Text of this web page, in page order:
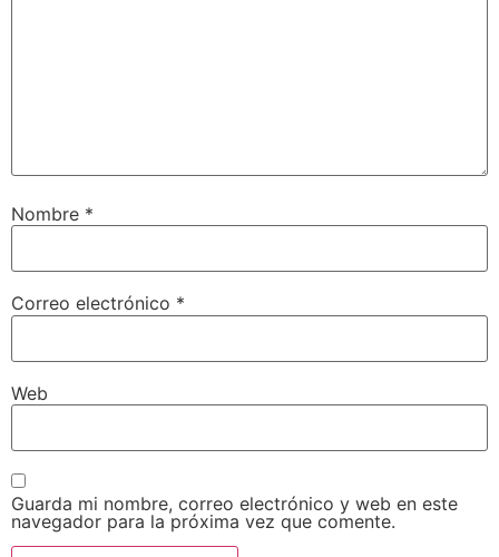
Nombre *
Correo electrónico *
Web
Guarda mi nombre, correo electrónico y web en este
navegador para la próxima vez que comente.